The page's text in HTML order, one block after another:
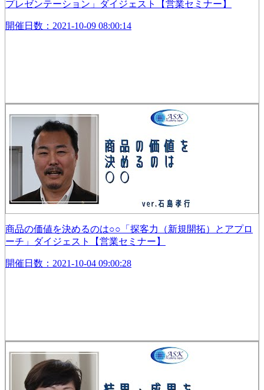
プレゼンテーション」ダイジェスト【営業セミナー】
開催日数：2021-10-09 08:00:14
商品の価値を決めるのは○○「探客力（新規開拓）とアプロ
ーチ」ダイジェスト【営業セミナー】
開催日数：2021-10-04 09:00:28